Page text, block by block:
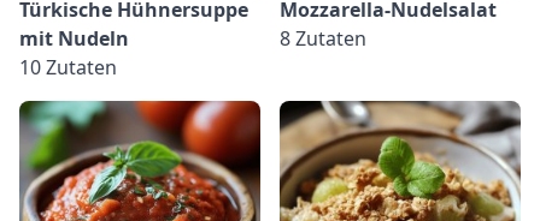
Türkische Hühnersuppe
mit Nudeln
10 Zutaten
Mozzarella-Nudelsalat
8 Zutaten